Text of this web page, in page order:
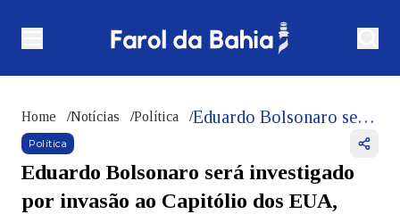
Home /Notícias /Política / Eduardo Bolsonaro será investigado por invasão ao Capitólio dos EUA, afirma site
Política
Eduardo Bolsonaro será investigado
por invasão ao Capitólio dos EUA,